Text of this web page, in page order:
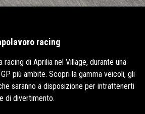
racing
racing di Aprilia nel Village, durante una
più ambite. Scopri la gamma veicoli, gli
saranno a disposizione per intrattenerti
di divertimento.